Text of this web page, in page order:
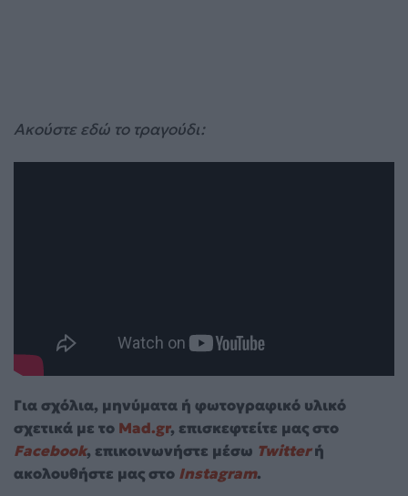
Ακούστε εδώ το τραγούδι:
Για σχόλια, μηνύματα ή φωτογραφικό υλικό
σχετικά με το Mad.gr, επισκεφτείτε μας στο
Facebook, επικοινωνήστε μέσω Twitterή
ακολουθήστε μας στο Instagram.